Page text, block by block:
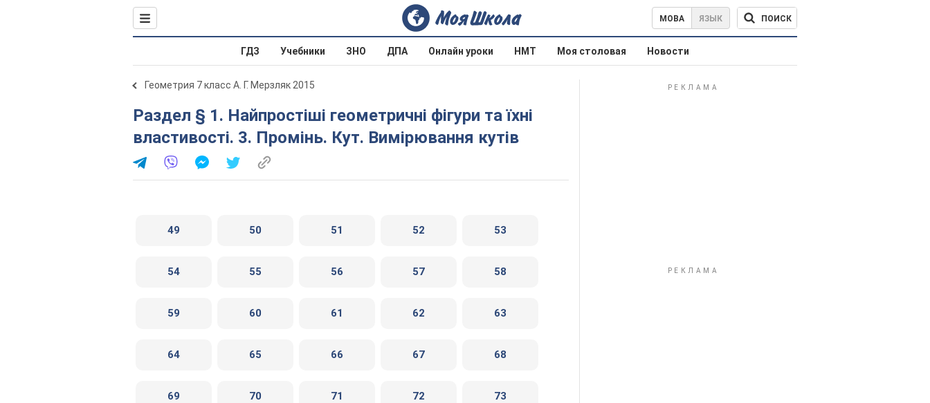
МОВА ЯЗЫК ПОИСК
ГДЗ Учебники ЗНО ДПА Онлайн уроки НМТ Моя столовая Новости
Геометрия 7 класс А. Г. Мерзляк 2015
Раздел § 1. Найпростіші геометричні фігури та їхні
властивості. 3. Промінь. Кут. Вимірювання кутів
49 50 51 52 53
54 55 56 57 58
59 60 61 62 63
64 65 66 67 68
69 70 71 72 73